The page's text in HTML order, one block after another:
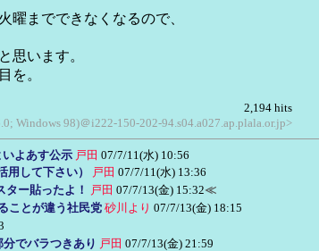
までできなくなるので、
思います。
を。
2,194 hits
Windows 98)＠i222-150-202-94.s04.a027.ap.plala.or.jp>
いよあす公示 戸田 07/7/11(水) 10:56
して下さい）
戸田 07/7/11(水) 13:36
ー貼ったよ！
戸田 07/7/13(金) 15:32≪
ことが違う社民党 砂川より 07/7/13(金) 18:15
でバラつきあり 戸田 07/7/13(金) 21:59